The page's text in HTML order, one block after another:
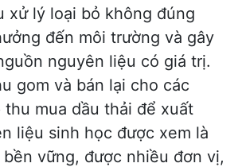
xử lý loại bỏ không đúng
đến môi trường và gây
nguyên liệu có giá trị.
gom và bán lại cho các
thu mua dầu thải để xuất
liệu sinh học được xem là
vững, được nhiều đơn vị,